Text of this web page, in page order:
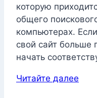
которую
общего
компьютерах.
свой сайт больше
начать
Читайте далее